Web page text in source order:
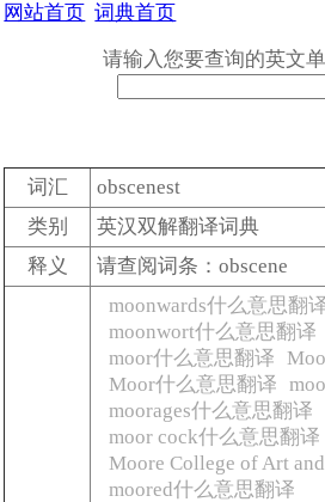
网站首页 词典首页
请输入您要查询的英文
词汇
obscenest
类别
英汉双解翻译词典
释义
请查阅词条：obscene
moonwards什么意思翻
moonwort什么意思翻译
moor什么意思翻译
Moor什么意思翻译
moorages什么意思翻译
moor cock什么意思翻译
Moore College of Art
moored什么意思翻译